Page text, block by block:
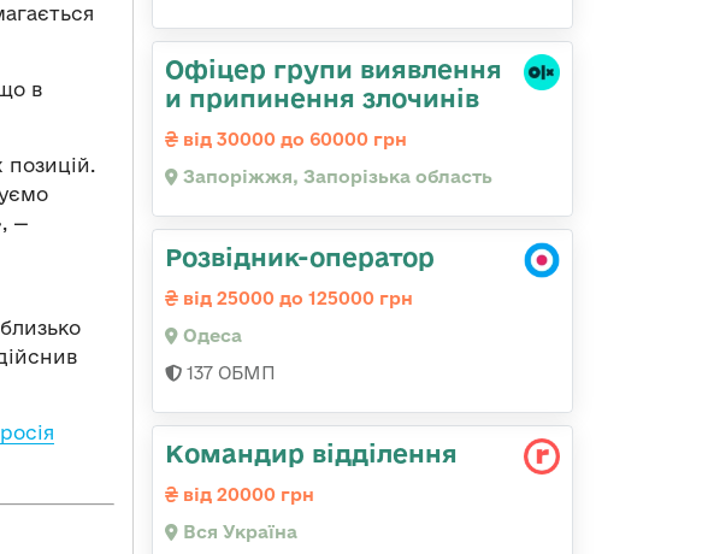
в
—
Офіцер групи виявлення
и припинення злочинів
від 30000 до 60000 грн
Запоріжжя, Запорізька область
Розвідник-оператор
від 25000 до 125000 грн
Одеса
137 ОБМП
Командир відділення
від 20000 грн
Вся Україна